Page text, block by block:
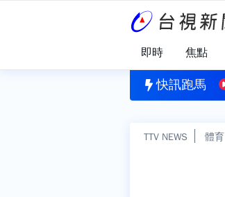
即時 焦點
快訊跑馬
襲台！ 7縣市發布大雨特報
TTV NEWS 體育